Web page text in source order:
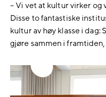
– Vi vet at kultur virker og
Disse to fantastiske
kultur av høy klasse i dag:
gjøre sammen i framtiden,